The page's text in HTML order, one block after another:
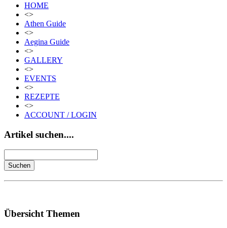
HOME
<>
Athen Guide
<>
Aegina Guide
<>
GALLERY
<>
EVENTS
<>
REZEPTE
<>
ACCOUNT / LOGIN
Artikel suchen....
Übersicht Themen